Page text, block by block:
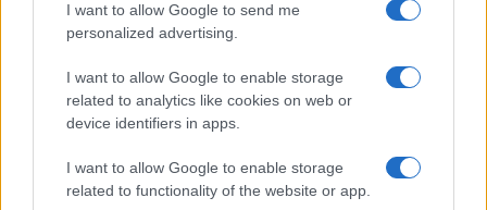
I want to allow Google to send me
personalized advertising.
I want to allow Google to enable storage
related to analytics like cookies on web or
device identifiers in apps.
I want to allow Google to enable storage
related to functionality of the website or app.